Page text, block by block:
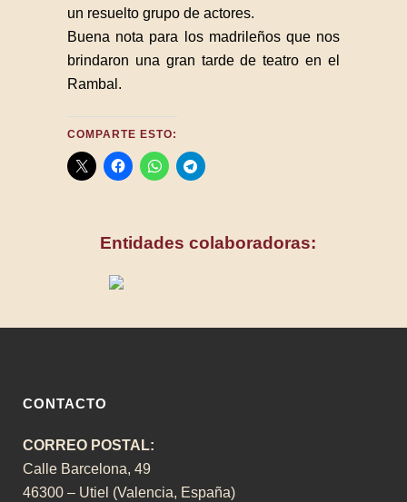
un resuelto grupo de actores.
Buena nota para los madrileños que nos
brindaron una gran tarde de teatro en el
Rambal.
COMPARTE ESTO:
Entidades colaboradoras:
CONTACTO
CORREO POSTAL:
Calle Barcelona, 49
46300 – Utiel (Valencia, España)